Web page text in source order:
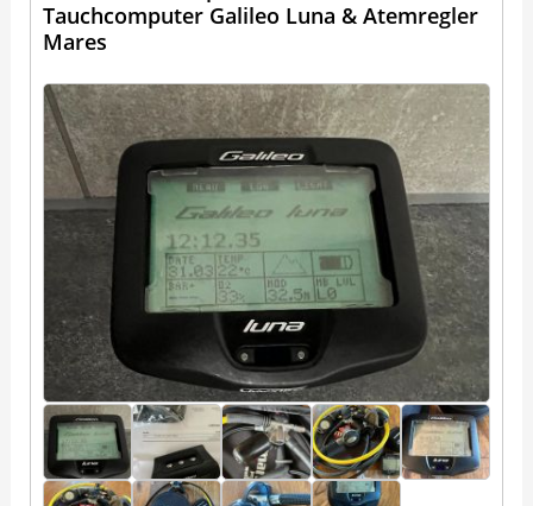
Tauchcomputer Galileo Luna & Atemregler
Mares